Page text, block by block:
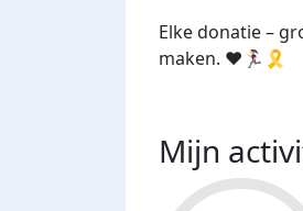
Elke donatie –
maken. ❤️🏃‍♀️🎗️
Mijn